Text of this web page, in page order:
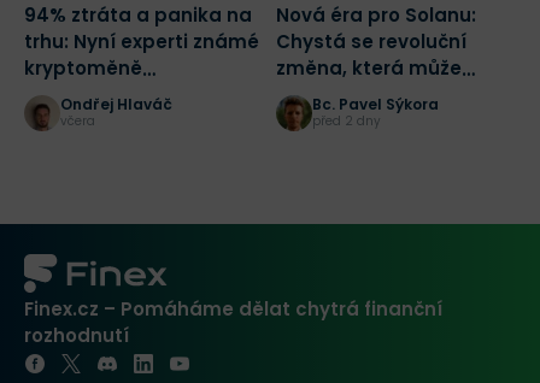
94% ztráta a panika na
trhu: Nyní experti známé
kryptoměně
předpovídají růst o 1 700
%
Ondřej Hlaváč
včera
Nová éra pro Solanu:
Chystá se revoluční
změna, která může
spustit masivní růst
Bc. Pavel Sýkora
před 2 dny
Finex.cz – Pomáháme dělat chytrá finanční
rozhodnutí